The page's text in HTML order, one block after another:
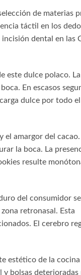
de materias
táctil en los
dental en las
este dulce polaco. La
En escasos
dulce por todo
el amargor del cacao.
la boca. La
resulte
del consumidor
retronasal. Esta
El cerebro
estético de la
bolsas deterioradas